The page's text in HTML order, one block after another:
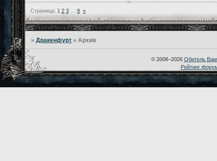
Страница: 1 2 3 9 »
»Дракенфурт »Архив
Рейтинг
© 2008–2026 Обитель